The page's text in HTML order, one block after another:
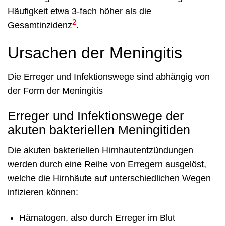
Häufigkeit etwa 3-fach höher als die
Gesamtinzidenz2.
Ursachen der Meningitis
Die Erreger und Infektionswege sind abhängig von
der Form der Meningitis
Erreger und Infektionswege der
akuten bakteriellen Meningitiden
Die akuten bakteriellen Hirnhautentzündungen
werden durch eine Reihe von Erregern ausgelöst,
welche die Hirnhäute auf unterschiedlichen Wegen
infizieren können:
Hämatogen, also durch Erreger im Blut